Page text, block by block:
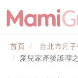
首頁 台北市月
愛兒家產後護理